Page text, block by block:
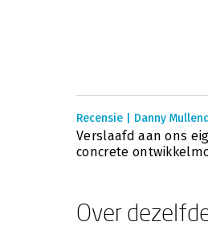
Recensie | Danny
Verslaafd aan ons
concrete
Over